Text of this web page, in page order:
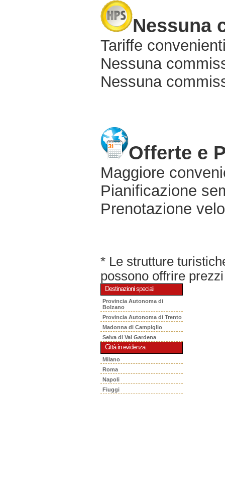
Nessuna
Tariffe
Nessuna
Nessuna
Offerte e
Maggiore
Pianificazione
Prenotazione
* Le strutture
possono offrire
Destinazioni speciali
Provincia Autonoma di
Bolzano
Provincia Autonoma di Trento
Madonna di Campiglio
Selva di Val Gardena
Città in evidenza.
Milano
Roma
Napoli
Fiuggi